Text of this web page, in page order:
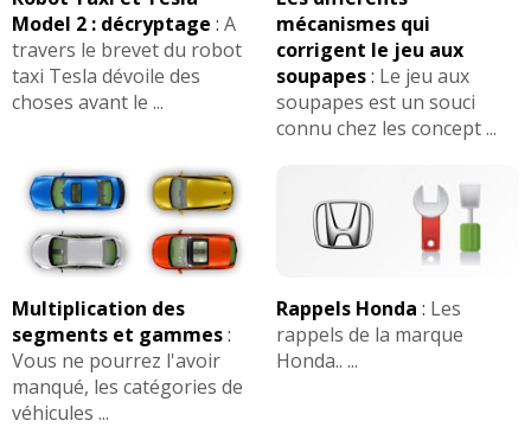
Model 2 : décryptage : A
travers le brevet du robot
taxi Tesla dévoile des
choses avant le ...
mécanismes qui
corrigent le jeu aux
soupapes: Le jeu aux
soupapes est un souci
connu chez les concept ...
Multiplication des
segments et gammes:
Vous ne pourrez l'avoir
manqué, les catégories de
véhicules ...
Rappels Honda : Les
rappels de la marque
Honda.. ...